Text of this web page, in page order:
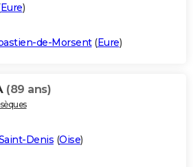
Eure)
de-Morsent(Eure)
(89 ans)
Denis (Oise)